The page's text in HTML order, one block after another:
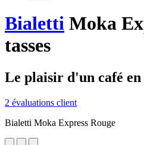
Bialetti Moka
tasses
Le plaisir d'un café
2 évaluations client
Bialetti Moka Express Rouge